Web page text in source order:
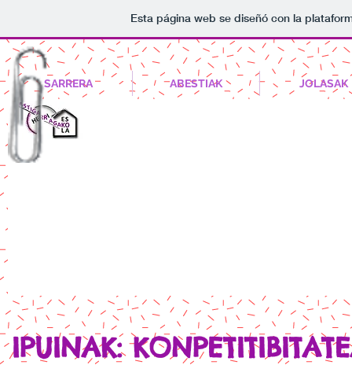
Esta página web se diseñó con la
SARRERA ABESTIAK JOLASAK
IPUINAK: